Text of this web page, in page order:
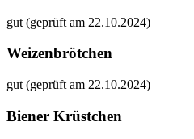
gut (geprüft am 22.10.2024)
Weizenbrötchen
gut (geprüft am 22.10.2024)
Biener Krüstchen